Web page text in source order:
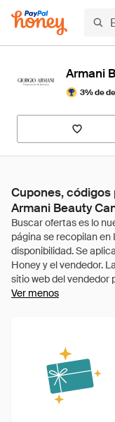
Armani
3% de
Cupones,
Armani Beauty
Ver menos